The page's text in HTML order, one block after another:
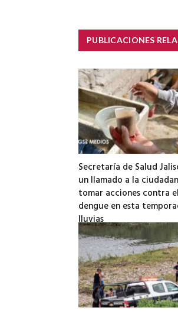
PUBLICACIONES
Secretaría de Salud
un llamado a la
tomar acciones contra el
dengue en esta
lluvias
6 agosto, 2026